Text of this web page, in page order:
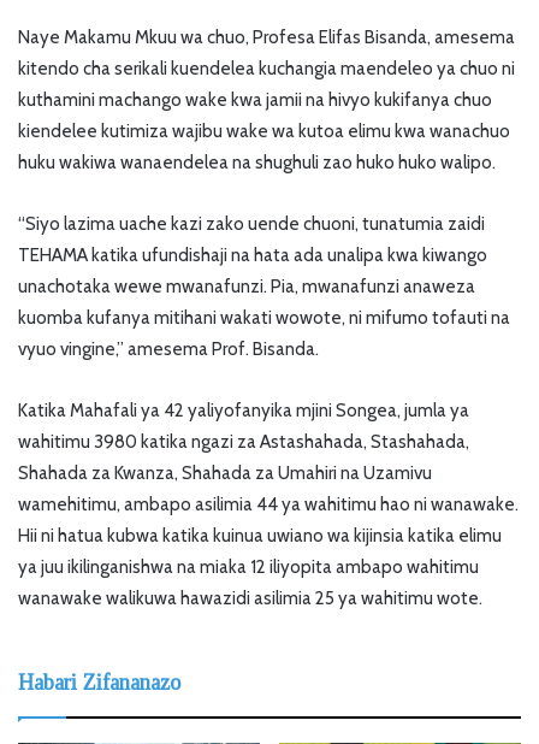
Naye Makamu Mkuu wa chuo, Profesa Elifas Bisanda, amesema
kitendo cha serikali kuendelea kuchangia maendeleo ya chuo ni
kuthamini machango wake kwa jamii na hivyo kukifanya chuo
kiendelee kutimiza wajibu wake wa kutoa elimu kwa wanachuo
huku wakiwa wanaendelea na shughuli zao huko huko walipo.
“Siyo lazima uache kazi zako uende chuoni, tunatumia zaidi
TEHAMA katika ufundishaji na hata ada unalipa kwa kiwango
unachotaka wewe mwanafunzi. Pia, mwanafunzi anaweza
kuomba kufanya mitihani wakati wowote, ni mifumo tofauti na
vyuo vingine,” amesema Prof. Bisanda.
Katika Mahafali ya 42 yaliyofanyika mjini Songea, jumla ya
wahitimu 3980 katika ngazi za Astashahada, Stashahada,
Shahada za Kwanza, Shahada za Umahiri na Uzamivu
wamehitimu, ambapo asilimia 44 ya wahitimu hao ni wanawake.
Hii ni hatua kubwa katika kuinua uwiano wa kijinsia katika elimu
ya juu ikilinganishwa na miaka 12 iliyopita ambapo wahitimu
wanawake walikuwa hawazidi asilimia 25 ya wahitimu wote.
Habari Zifananazo